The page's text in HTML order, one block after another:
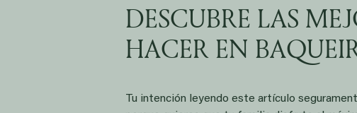
DESCUBRE LAS
HACER EN
Tu intención leyendo este artículo